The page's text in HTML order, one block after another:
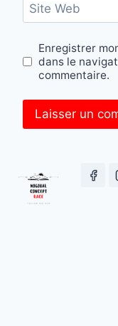
Site Web
Enregistrer
dans le
commentaire.